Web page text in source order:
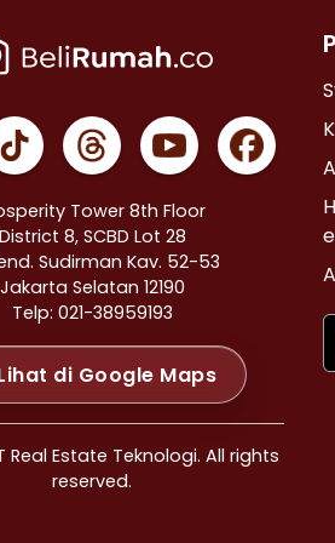
di Johar Baru >
di Menteng >
di Tanah Abang >
di Kramat >
di Bendungan Hilir >
di Jakarta Selatan >
di Cilandak >
di Gandaria Selatan >
di Cipete Selatan >
di Lenteng Agung >
di Pondok Pinang >
di Kebayoran Baru >
di Mampang Prapatan >
Tower 8th Floor
District 8, SCBD Lot 28
Sudirman Kav. 52-53
Jakarta Selatan 12190
Telp: 021-38959193
di Google Maps
Real Estate Teknologi. All rights
reserved.